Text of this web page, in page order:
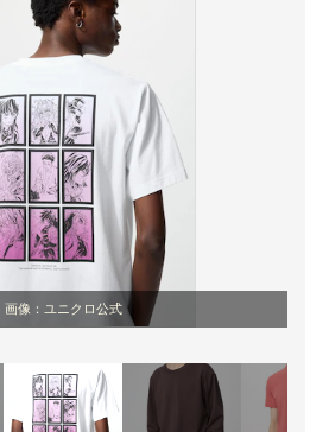
画像：ユニクロ公式